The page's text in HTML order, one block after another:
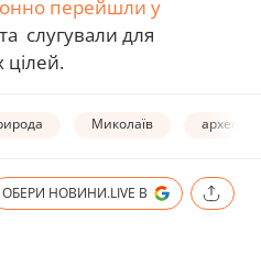
перейшли у
та слугували для
цілей.
Миколаїв
ОБЕРИ НОВИНИ.LIVE В